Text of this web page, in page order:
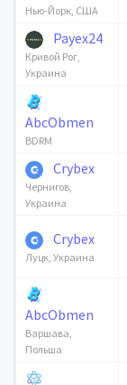
Нью-Йорк, США
Payex24
Кривой Рог,
Украина
AbcObmen
BDRM
Crybex
Чернигов,
Украина
Crybex
Луцк, Украина
AbcObmen
Варшава,
Польша